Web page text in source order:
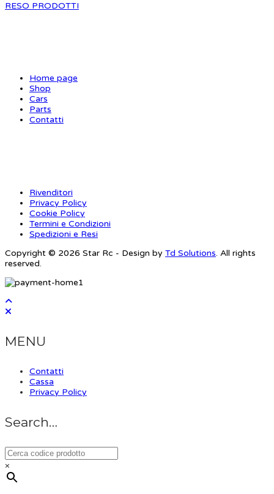
RESO PRODOTTI
Home page
Shop
Cars
Parts
Contatti
Rivenditori
Privacy Policy
Cookie Policy
Termini e Condizioni
Spedizioni e Resi
Copyright © 2026 Star Rc - Design by Td Solutions. All rights
reserved.
MENU
Contatti
Cassa
Privacy Policy
Search…
×